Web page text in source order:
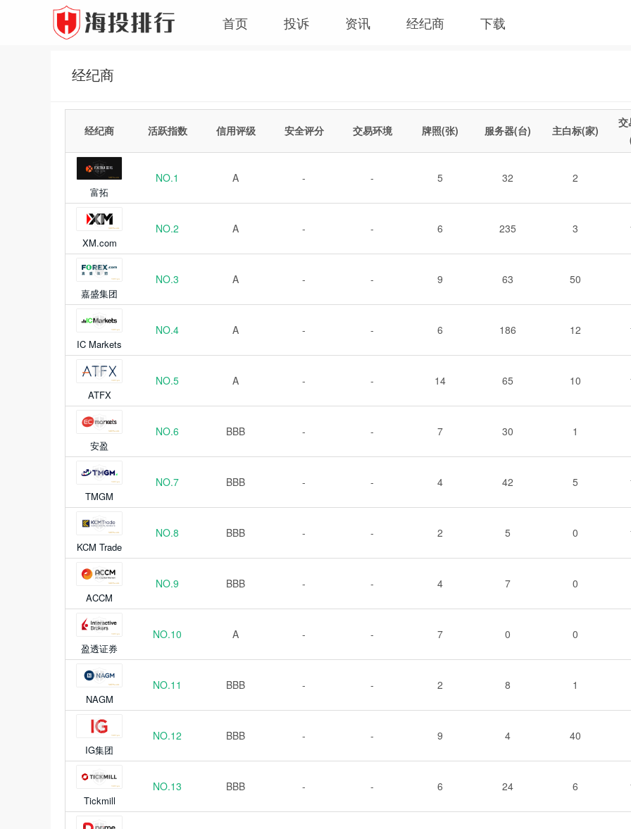
首页 投诉 资讯 经纪商 下载
经纪商
经纪商 活跃指数 信用评级 安全评分 交易环境 牌照(张) 服务器(台) 主白标(家)
交
富拓
NO.1 A - - 5 32 2
XM.com
NO.2 A - - 6 235 3
嘉盛集团
NO.3 A - - 9 63 50
IC Markets
NO.4 A - - 6 186 12
ATFX
NO.5 A - - 14 65 10
安盈
NO.6 BBB - - 7 30 1
TMGM
NO.7 BBB - - 4 42 5
KCM Trade
NO.8 BBB - - 2 5 0
ACCM
NO.9 BBB - - 4 7 0
盈透证券
NO.10 A - - 7 0 0
NAGM
NO.11 BBB - - 2 8 1
IG集团
NO.12 BBB - - 9 4 40
Tickmill
NO.13 BBB - - 6 24 6